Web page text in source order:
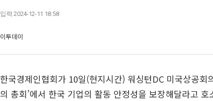
입력 2024-12-11 18:58
이투데이
한국경제인협회가 10일(현지시간) 워싱턴DC 미국상공회
의 총회’에서 한국 기업의 활동 안정성을 보장해달라고